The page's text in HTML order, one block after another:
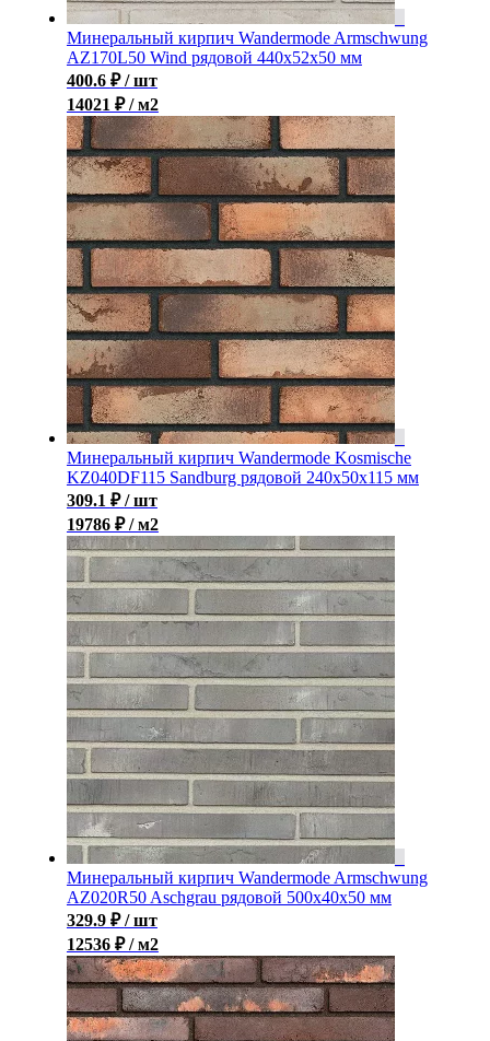
Минеральный кирпич Wandermode Armschwung
AZ170L50 Wind рядовой 440x52x50 мм
400.6 ₽ / шт
14021 ₽ / м2
Минеральный кирпич Wandermode Kosmische
KZ040DF115 Sandburg рядовой 240x50x115 мм
309.1 ₽ / шт
19786 ₽ / м2
Минеральный кирпич Wandermode Armschwung
AZ020R50 Aschgrau рядовой 500x40x50 мм
329.9 ₽ / шт
12536 ₽ / м2